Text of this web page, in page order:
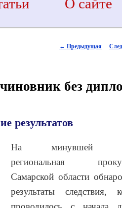
О сайте
Навигация по
← Предыдущая
без
результатов
На минувшей
региональная
Самарской области
результаты следствия,